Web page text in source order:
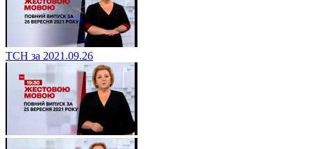
ТСН за 2021.09.26